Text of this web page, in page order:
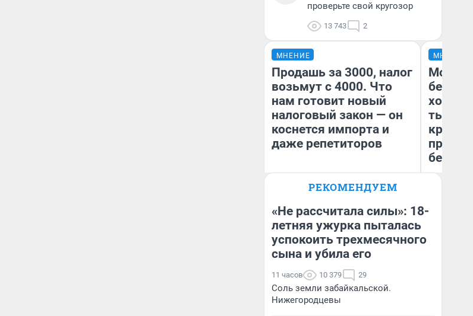
проверьте свой кругозор
13 743 2
МНЕНИЕ
Продашь за 3000, налог
возьмут с 4000. Что
нам готовит новый
налоговый закон — он
коснется импорта и
даже репетиторов
Анастасия Завгородняя
МНЕНИЕ
Мой
хотела
тысяч,
РЕКОМЕНДУЕМ
«Не рассчитала силы»: 18-
летняя ужурка пыталась
успокоить трехмесячного
сына и убила его
11 часов 10 379 29
Соль земли забайкальской.
Нижегородцевы